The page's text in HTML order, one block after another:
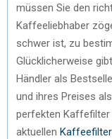
müssen Sie den
Kaffeeliebhaber
schwer ist, zu
Glücklicherweise
Händler als
und ihres Preises
perfekten Kaffefilter
aktuellen